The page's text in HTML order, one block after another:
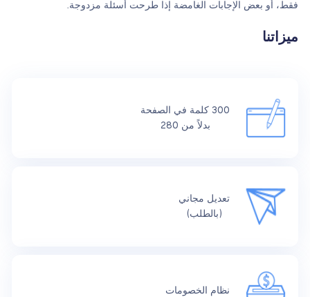
فقط، أو بعض الإجابات الغامضة إذا طرحت أسئلة مزدوجة.
ميزاتنا
300 كلمة في الصفحة
بدلاً من 280
تعديل مجاني
(بالطلب)
نظام الخصومات